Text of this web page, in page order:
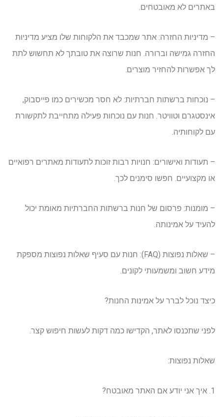
באתרים לא מאובטחים.
– מדיניות החזרה: אתר שמכבד את הלקוחות שלו מציע מדיניות
החזרה גמישה וברורה. חנות שרוצה את טובתך לא תחשוש לתת
לך אפשרות להחזיר מוצרים.
– נוכחות ברשתות חברתיות: לא חסר מכשירים כמו פייסבוק,
אינסטגרם וטוויטר. חנות עם נוכחות פעילה מתחייבת לתקשורת
עם לקוחותיה.
– תעודות ואישורים: חנויות רבות זוכות לתעודות מאתרים רפואיים
או מקצועיים. חפשו סימנים לכך.
– מומנות: פרסום של חנות ברשתות החברתיות מאומת יכול
להעיד על אמינותה.
– שאלות נפוצות (FAQ): חנות עם סעיף שאלות נפוצות מספקת
מידע חשוב ומשמעותי לקונים.
כיצד נוכל לברר על אמינות החנות?
לפני שתכנסו לאתר, הקדישו כמה דקות לעשות חיפוש קצר.
שאלות נפוצות:
1. איך אני יודע אם האתר מאובטח?